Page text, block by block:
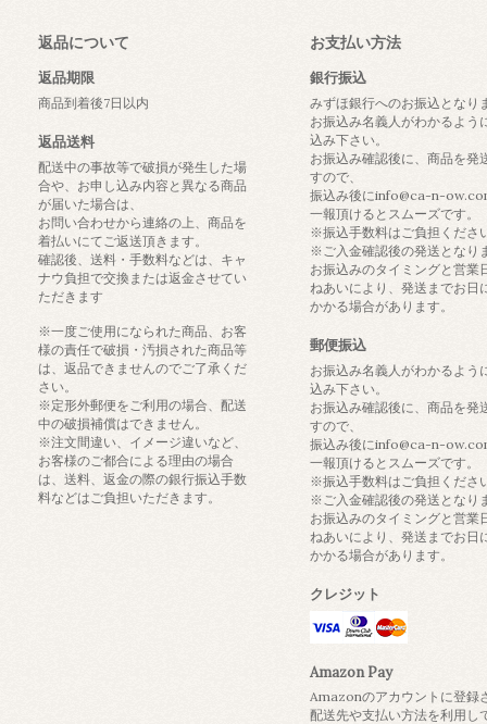
返品について
返品期限
商品到着後7日以内
返品送料
配送中の事故等で破損が発生した場
合や、お申し込み内容と異なる商品
が届いた場合は、
お問い合わせから連絡の上、商品を
着払いにてご返送頂きます。
確認後、送料・手数料などは、キャ
ナウ負担で交換または返金させてい
ただきます
※一度ご使用になられた商品、お客
様の責任で破損・汚損された商品等
は、返品できませんのでご了承くだ
さい。
※定形外郵便をご利用の場合、配送
中の破損補償はできません。
※注文間違い、イメージ違いなど、
お客様のご都合による理由の場合
は、送料、返金の際の銀行振込手数
料などはご負担いただきます。
お支払い方法
銀行振込
みずほ銀行へのお振込となり
お振込み名義人がわかるよう
込み下さい。
お振込み確認後に、商品を発
すので、
振込み後にinfo@ca-n-
一報頂けるとスムーズです。
※振込手数料はご負担くださ
※ご入金確認後の発送となり
お振込みのタイミングと営業
ねあいにより、発送までお日
かかる場合があります。
郵便振込
お振込み名義人がわかるよう
込み下さい。
お振込み確認後に、商品を発
すので、
振込み後にinfo@ca-n-
一報頂けるとスムーズです。
※振込手数料はご負担くださ
※ご入金確認後の発送となり
お振込みのタイミングと営業
ねあいにより、発送までお日
かかる場合があります。
クレジット
Amazon Pay
Amazonのアカウントに登録
配送先や支払い方法を利用し